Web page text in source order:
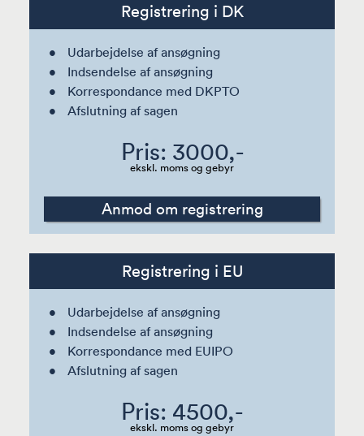
Registrering i DK
Udarbejdelse af ansøgning
Indsendelse af ansøgning
Korrespondance med DKPTO
Afslutning af sagen
Pris: 3000,-
ekskl. moms og gebyr
Anmod om registrering
Registrering i EU
Udarbejdelse af ansøgning
Indsendelse af ansøgning
Korrespondance med EUIPO
Afslutning af sagen
Pris: 4500,-
ekskl. moms og gebyr